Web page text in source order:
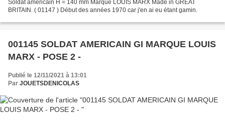
Soldat américain H = 140 mm Marque LOUIS MARX Made in GREAT
BRITAIN. ( 01147 ) Début des années 1970 car j'en ai eu étant gamin.
001145 SOLDAT AMERICAIN GI MARQUE LOUIS
MARX - POSE 2 -
Publié le 12/11/2021 à 13:01
Par JOUETSDENICOLAS